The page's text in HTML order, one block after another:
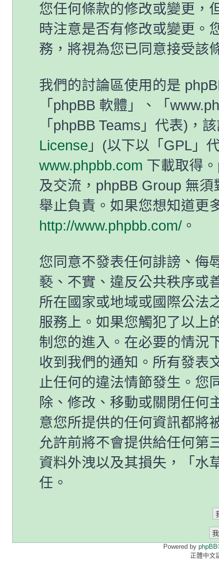
您任何條款的修改或變更，
時注意是否有修改或變更。
務，將視為您已同意接受該
我們的討論區使用的是
「phpBB 軟體」、「
「phpBB Teams」代表)，
License 」(以下以「GPL」
www.phpbb.com 下載取得
及交流，phpBB Group 無
舉止負責。如果您想知道更
http://www.phpbb.com/ 。
您同意不發表任何誹謗、侮
褻、不實、違反公共秩序或
所在國家或地域或國際公法
服務上。如果您觸犯了以上
制您的進入。在必要的情況
收到我們的通知。所有發表
止任何的違法情節發生。您
除、修改、移動或關閉任何
意您所提供的任何資訊都將
允許前將不會提供給任何第
資料外洩以及其損失，「水
任。
Powered by phpBB
正體中文